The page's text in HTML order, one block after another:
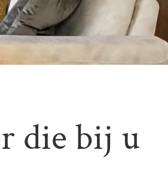
die bij u